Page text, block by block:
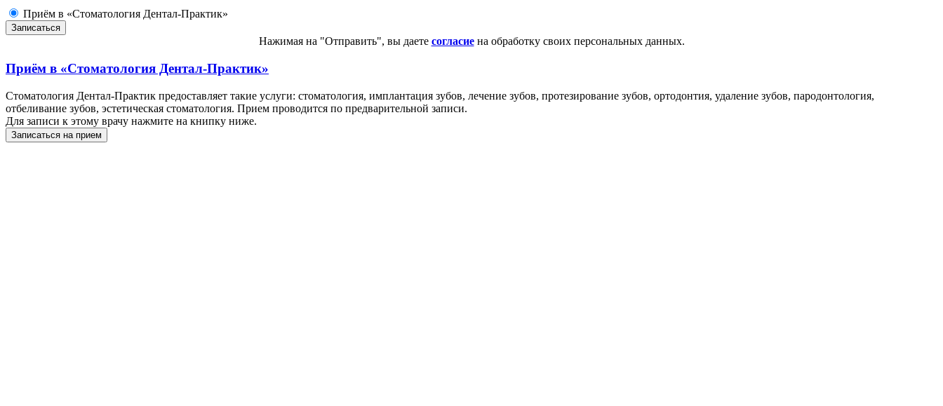
Приём в «Стоматология Дентал-Практик»
Нажимая на "Отправить", вы даете согласиена обработку своих персональных данных.
Приём в «Стоматология Дентал-Практик»
Стоматология Дентал-Практик предоставляет такие услуги: стоматология, имплантация зубов, лечение зубов, протезирование зубов, ортодонтия, удаление зубов, пародонтология,
отбеливание зубов, эстетическая стоматология. Прием проводится по предварительной записи.
Для записи к этому врачу нажмите на книпку ниже.
Записаться на прием